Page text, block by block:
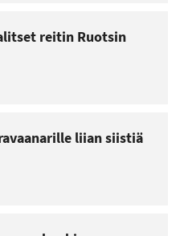
reitin Ruotsin
liian siistiä